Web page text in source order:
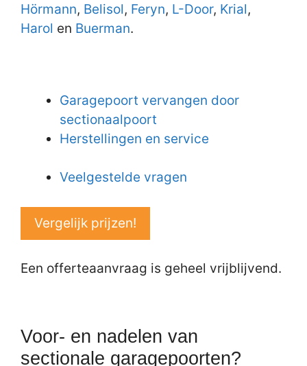
Hörmann, Belisol, Feryn, L-Door, Krial,
Harol en Buerman.
Garagepoort vervangen door
sectionaalpoort
Herstellingen en service
Veelgestelde vragen
Vergelijk prijzen!
Een offerteaanvraag is geheel vrijblijvend.
Voor- en nadelen van
sectionale garagepoorten?